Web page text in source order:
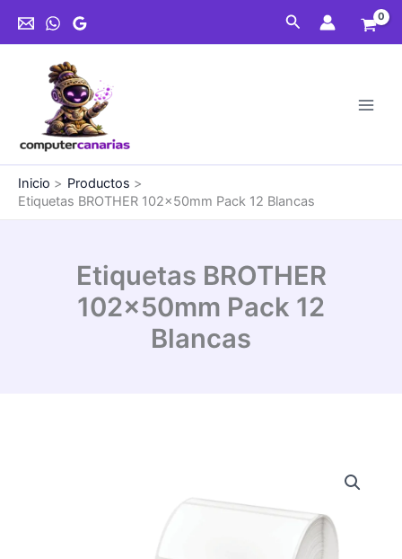
Buscar
Inicio
Productos
Etiquetas BROTHER 102x50mm Pack 12 Blancas
Etiquetas BROTHER
102x50mm Pack 12
Blancas